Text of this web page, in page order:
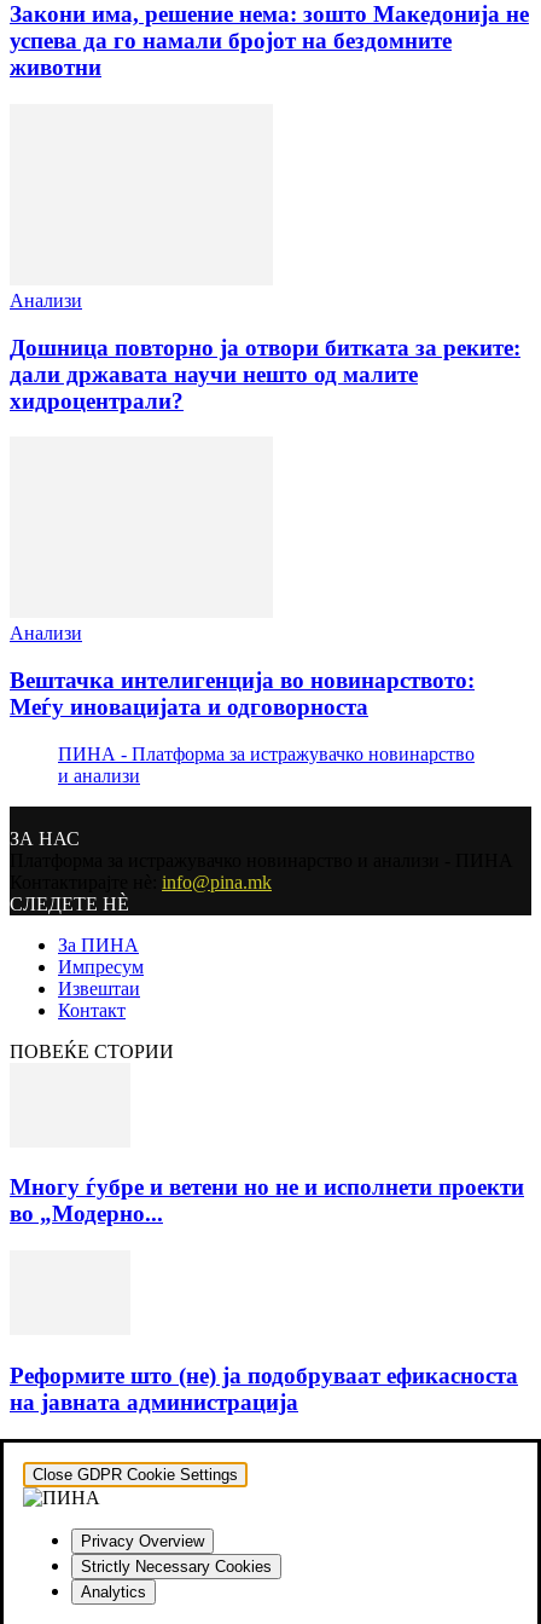
Закони има, решение нема: зошто Македонија не
успева да го намали бројот на бездомните
животни
Анализи
Дошница повторно ја отвори битката за реките:
дали државата научи нешто од малите
хидроцентрали?
Анализи
Вештачка интелигенција во новинарството:
Меѓу иновацијата и одговорноста
ПИНА - Платформа за истражувачко новинарство
и анализи
ЗА НАС
info@pina.mk
СЛЕДЕТЕ НЀ
За ПИНА
Импресум
Извештаи
Контакт
ПОВЕЌЕ СТОРИИ
Многу ѓубре и ветени но не и исполнети проекти
во „Модерно...
Реформите што (не) ја подобруваат ефикасноста
на јавната администрација
Close GDPR Cookie Settings
Privacy Overview
Strictly Necessary Cookies
Analytics